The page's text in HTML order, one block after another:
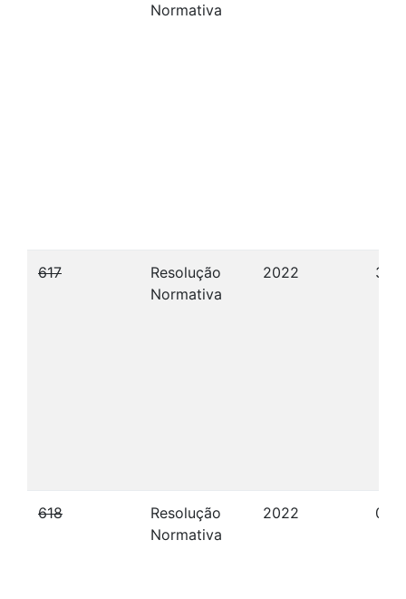
Normativa
617
Resolução
Normativa
2022 31/
618
Resolução
Normativa
2022 01/